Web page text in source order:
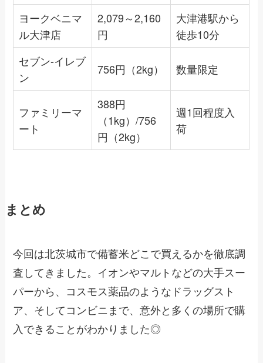
ヨークベニマ
ル大津店
2,079～2,160
円
大津港駅から
徒歩10分
セブン-イレブ
ン
756円（2kg） 数量限定
ファミリーマ
ート
388円
（1kg）/756
円（2kg）
週1回程度入
荷
まとめ
今回は北茨城市で備蓄米どこで買えるかを徹底調
査してきました。イオンやマルトなどの大手スー
パーから、コスモス薬品のようなドラッグスト
ア、そしてコンビニまで、意外と多くの場所で購
入できることがわかりました◎